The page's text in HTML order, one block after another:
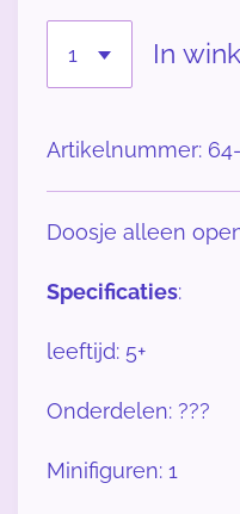
In
Artikelnummer:
Doosje alleen
Specificaties:
leeftijd: 5+
Onderdelen: ???
Minifiguren: 1